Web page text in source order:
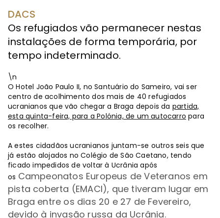
DACS
Os refugiados vão permanecer nestas
instalações de forma temporária, por
tempo indeterminado.
\n
O Hotel João Paulo II, no Santuário do Sameiro, vai ser
centro de acolhimento dos mais de 40 refugiados
ucranianos que vão chegar a Braga depois da partida,
esta quinta-feira, para a Polónia, de um autocarro para
os recolher.
A estes cidadãos ucranianos juntam-se outros seis que
já estão alojados no Colégio de São Caetano, tendo
ficado impedidos de voltar à Ucrânia após
os Campeonatos Europeus de Veteranos em
pista coberta (EMACI), que tiveram lugar em
Braga entre os dias 20 e 27 de Fevereiro,
devido à invasão russa da Ucrânia.